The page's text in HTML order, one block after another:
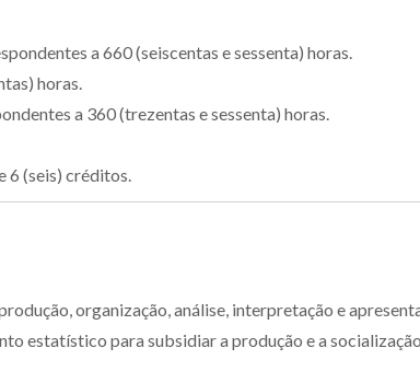
a 660 (seiscentas e sessenta) horas.
horas.
a 360 (trezentas e sessenta) horas.
6 (seis) créditos.
organização, análise, interpretação e
estatístico para subsidiar a produção e a